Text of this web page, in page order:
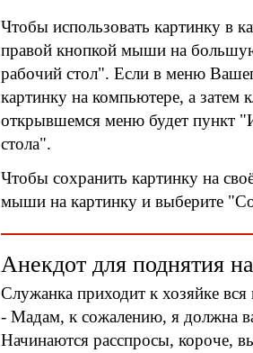
Чтобы использовать картинку в
правой кнопкой мыши на
рабочий стол". Если в меню
картинку на компьютере, а затем
открывшемся меню будет пункт
стола".
Чтобы сохранить картинку на
мыши на картинку и выберите
Анекдот для поднятия
Служанка приходит к хозяйке вся
- Мадам, к сожалению, я должна
Начинаются расспросы, короче,